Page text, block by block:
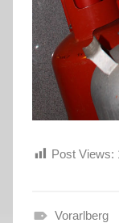
Post Views:
Vorarlberg